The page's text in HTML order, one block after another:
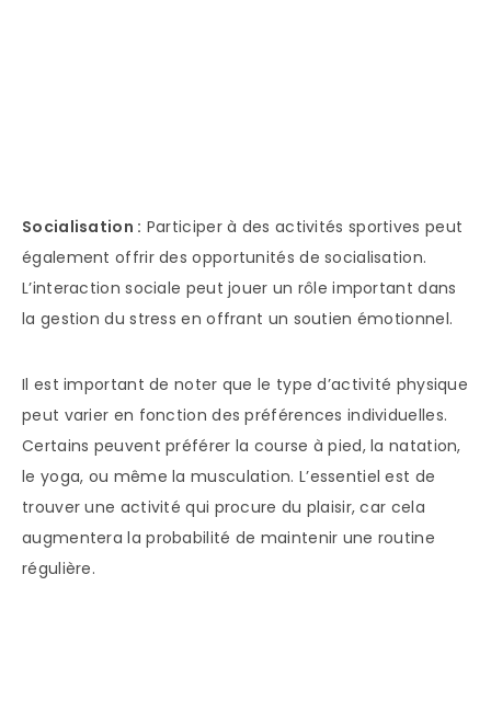
Socialisation : Participer à des activités sportives peut
également offrir des opportunités de socialisation.
L’interaction sociale peut jouer un rôle important dans
la gestion du stress en offrant un soutien émotionnel.
Il est important de noter que le type d’activité physique
peut varier en fonction des préférences individuelles.
Certains peuvent préférer la course à pied, la natation,
le yoga, ou même la musculation. L’essentiel est de
trouver une activité qui procure du plaisir, car cela
augmentera la probabilité de maintenir une routine
régulière.